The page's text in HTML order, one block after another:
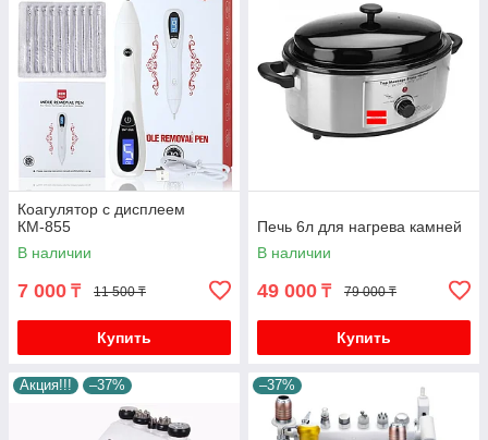
Коагулятор с дисплеем
КМ-855
В наличии
7 000 ₸ 11 500 ₸
Купить
Печь 6л для нагрева камней
В наличии
49 000 ₸ 79 000 ₸
Купить
Акция!!! –37% –37%